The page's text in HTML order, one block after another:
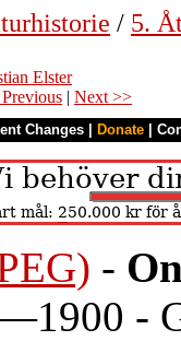
/ 5.
Elster
| Next >>
Changes Donate
-
-